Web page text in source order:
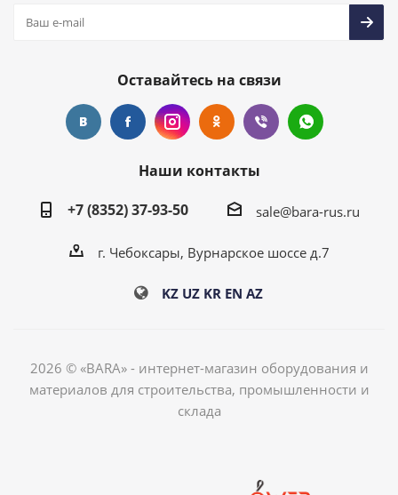
Оставайтесь на связи
Наши контакты
+7 (8352) 37-93-50
sale@bara-rus.ru
г. Чебоксары, Вурнарское шоссе д.7
KZ UZ KR EN AZ
2026 © «BARA» - интернет-магазин оборудования и
материалов для строительства, промышленности и
склада